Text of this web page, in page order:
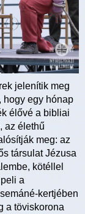
jelenítik meg
hogy egy hónap
élővé a bibliai
az élethű
meg: az
társulat Jézusa
kötéllel
a
kertjében
a töviskorona